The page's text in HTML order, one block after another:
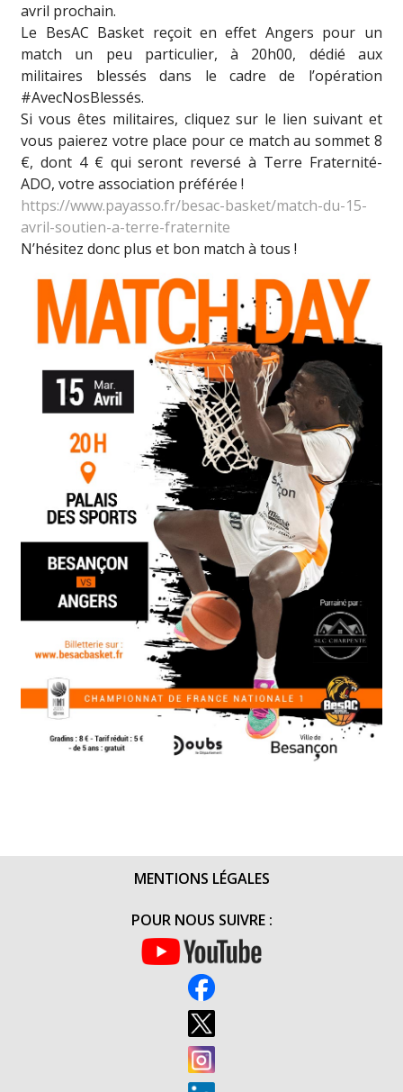
avril prochain.
Le BesAC Basket reçoit en effet Angers pour un
match un peu particulier, à 20h00, dédié aux
militaires blessés dans le cadre de l’opération
#AvecNosBlessés.
Si vous êtes militaires, cliquez sur le lien suivant et
vous paierez votre place pour ce match au sommet 8
€, dont 4 € qui seront reversé à Terre Fraternité-
ADO, votre association préférée !
https://www.payasso.fr/besac-basket/match-du-15-
avril-soutien-a-terre-fraternite
N’hésitez donc plus et bon match à tous !
MENTIONS LÉGALES
POUR NOUS SUIVRE :